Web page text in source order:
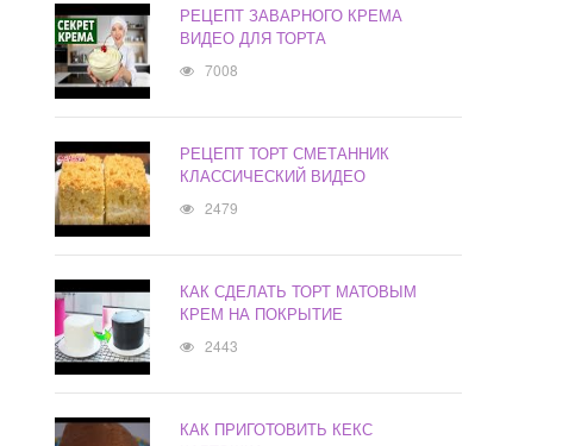
РЕЦЕПТ ЗАВАРНОГО КРЕМА
ВИДЕО ДЛЯ ТОРТА
7008
РЕЦЕПТ ТОРТ СМЕТАННИК
КЛАССИЧЕСКИЙ ВИДЕО
2479
КАК СДЕЛАТЬ ТОРТ МАТОВЫМ
КРЕМ НА ПОКРЫТИЕ
2443
КАК ПРИГОТОВИТЬ КЕКС